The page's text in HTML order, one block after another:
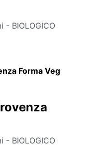
- BIOLOGICO
- BIOLOGICO